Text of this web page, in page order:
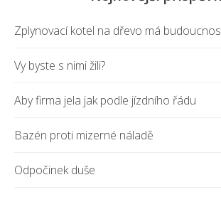
Zplynovací kotel na dřevo má
Vy byste s nimi žili?
Aby firma jela jak podle jízdního řádu
Bazén proti mizerné náladě
Odpočinek duše